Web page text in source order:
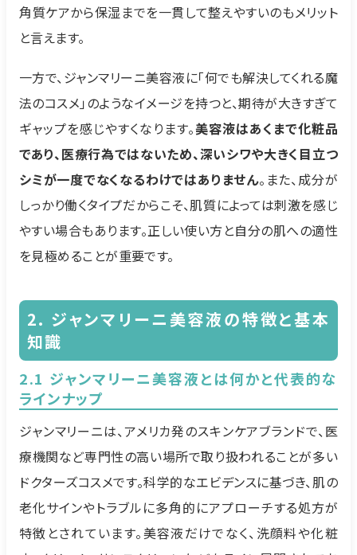
角質ケアから保湿までを一貫して整えやすいのもメリット
と言えます。
一方で、ジャンマリーニ美容液に「何でも解決してくれる魔
法のコスメ」のようなイメージを持つと、期待が大きすぎて
ギャップを感じやすくなります。美容液はあくまで化粧品
であり、医療行為ではないため、深いシワや大きく目立つ
シミが一度でなくなるわけではありません。また、成分が
しっかり働くタイプだからこそ、肌質によっては刺激を感じ
やすい場合もあります。正しい使い方と自分の肌への適性
を見極めることが重要です。
2. ジャンマリーニ美容液の特徴と基本
知識
2.1 ジャンマリーニ美容液とは何かと代表的な
ラインナップ
ジャンマリーニは、アメリカ発のスキンケアブランドで、医
療機関など専門性の高い場所で取り扱われることが多い
ドクターズコスメです。科学的なエビデンスに基づき、肌の
老化サインやトラブルに多角的にアプローチする処方が
特徴とされています。美容液だけでなく、洗顔料や化粧